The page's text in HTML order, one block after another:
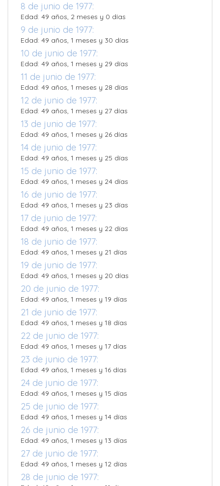
8 de junio de 1977:
Edad: 49 años, 2 meses y 0 días
9 de junio de 1977:
Edad: 49 años, 1 meses y 30 días
10 de junio de 1977:
Edad: 49 años, 1 meses y 29 días
11 de junio de 1977:
Edad: 49 años, 1 meses y 28 días
12 de junio de 1977:
Edad: 49 años, 1 meses y 27 días
13 de junio de 1977:
Edad: 49 años, 1 meses y 26 días
14 de junio de 1977:
Edad: 49 años, 1 meses y 25 días
15 de junio de 1977:
Edad: 49 años, 1 meses y 24 días
16 de junio de 1977:
Edad: 49 años, 1 meses y 23 días
17 de junio de 1977:
Edad: 49 años, 1 meses y 22 días
18 de junio de 1977:
Edad: 49 años, 1 meses y 21 días
19 de junio de 1977:
Edad: 49 años, 1 meses y 20 días
20 de junio de 1977:
Edad: 49 años, 1 meses y 19 días
21 de junio de 1977:
Edad: 49 años, 1 meses y 18 días
22 de junio de 1977:
Edad: 49 años, 1 meses y 17 días
23 de junio de 1977:
Edad: 49 años, 1 meses y 16 días
24 de junio de 1977:
Edad: 49 años, 1 meses y 15 días
25 de junio de 1977:
Edad: 49 años, 1 meses y 14 días
26 de junio de 1977:
Edad: 49 años, 1 meses y 13 días
27 de junio de 1977:
Edad: 49 años, 1 meses y 12 días
28 de junio de 1977: